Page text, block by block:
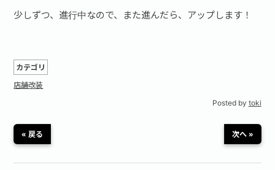
少しずつ、進行中なので、また進んだら、アップします！
カテゴリ
店舗改装
Posted by toki
« 戻る 次へ »